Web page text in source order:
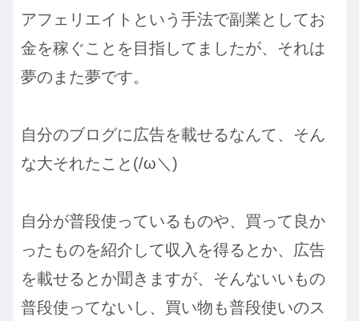
アフェリエイトという手法で副業としてお
金を稼ぐことを目指してましたが、それは
夢のまた夢です。
自分のブログに広告を載せるなんて、そん
な大それたこと(/ω＼)
自分が普段使っているものや、買って良か
ったものを紹介して収入を得るとか、広告
を載せるとか聞きますが、そんないいもの
普段使ってないし、買い物も普段使いのス